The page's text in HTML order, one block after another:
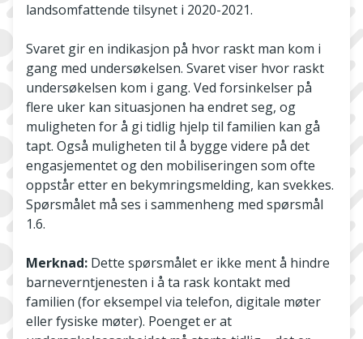
landsomfattende tilsynet i 2020-2021.
Svaret gir en indikasjon på hvor raskt man kom i
gang med undersøkelsen. Svaret viser hvor raskt
undersøkelsen kom i gang. Ved forsinkelser på
flere uker kan situasjonen ha endret seg, og
muligheten for å gi tidlig hjelp til familien kan gå
tapt. Også muligheten til å bygge videre på det
engasjementet og den mobiliseringen som ofte
oppstår etter en bekymringsmelding, kan svekkes.
Spørsmålet må ses i sammenheng med spørsmål
1.6.
Merknad: Dette spørsmålet er ikke ment å hindre
barneverntjenesten i å ta rask kontakt med
familien (for eksempel via telefon, digitale møter
eller fysiske møter). Poenget er at